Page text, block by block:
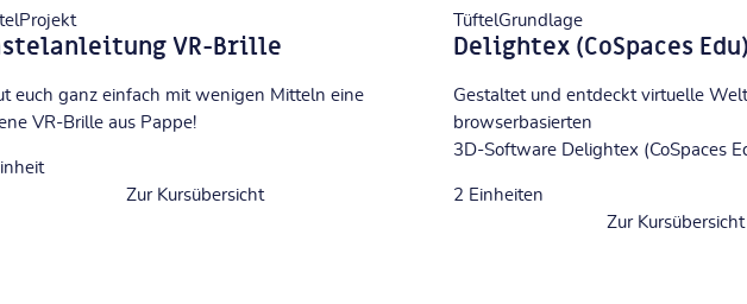
VR-Brille
euch ganz einfach mit wenigen Mitteln eine
VR-Brille aus Pappe!
Zur Kursübersicht
TüftelGrundlage
Delightex (CoSpaces Edu)
Gestaltet und entdeckt virtuelle
browserbasierten
3D-Software Delightex (CoSpaces
2 Einheiten
Zur Kursübersicht